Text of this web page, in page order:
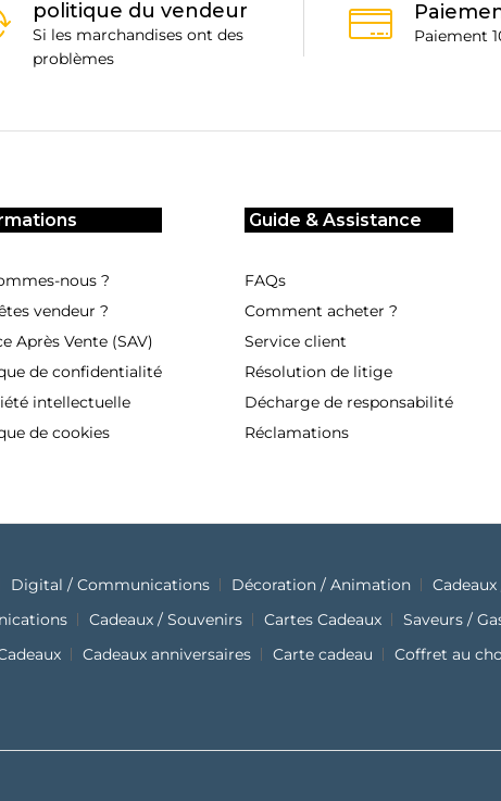
politique du vendeur
Si les marchandises ont des
problèmes
Paiement
nous ?
vendeur ?
Après Vente (SAV)
de confidentialité
intellectuelle
de cookies
Guide & Assistance
FAQs
Comment acheter ?
Service client
Résolution de litige
Décharge de responsabilité
Réclamations
Digital / Communications Décoration / Animation
Cadeaux / Souvenirs Cartes Cadeaux
Saveurs /
Cadeaux anniversaires Carte cadeau Coffret au